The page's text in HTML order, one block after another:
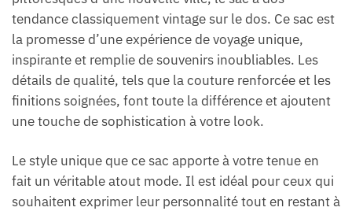
tendance classiquement vintage sur le dos. Ce sac est
la promesse d’une expérience de voyage unique,
inspirante et remplie de souvenirs inoubliables. Les
détails de qualité, tels que la couture renforcée et les
finitions soignées, font toute la différence et ajoutent
une touche de sophistication à votre look.
Le style unique que ce sac apporte à votre tenue en
fait un véritable atout mode. Il est idéal pour ceux qui
souhaitent exprimer leur personnalité tout en restant à